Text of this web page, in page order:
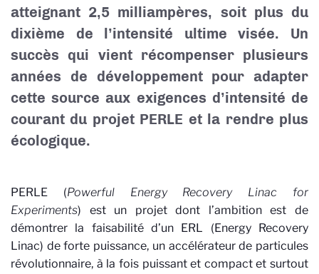
atteignant 2,5 milliampères, soit plus du
dixième de l’intensité ultime visée. Un
succès qui vient récompenser plusieurs
années de développement pour adapter
cette source aux exigences d’intensité de
courant du projet PERLE et la rendre plus
écologique.
PERLE (Powerful Energy Recovery Linac for
Experiments) est un projet dont l’ambition est de
démontrer la faisabilité d’un ERL (Energy Recovery
Linac) de forte puissance, un accélérateur de particules
révolutionnaire, à la fois puissant et compact et surtout